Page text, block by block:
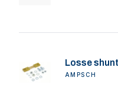
Losse shunt
AMPSCH